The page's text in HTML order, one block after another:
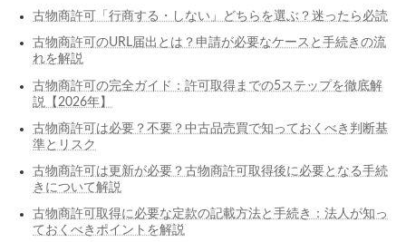
古物商許可「行商する・しない」どちらを選ぶ？迷ったら必読
古物商許可のURL届出とは？申請が必要なケースと手続きの流
れを解説
古物商許可の完全ガイド：許可取得までの5ステップを徹底解
説【2026年】
古物商許可は必要？不要？中古品売買で知っておくべき判断基
準とリスク
古物商許可は更新が必要？古物商許可取得後に必要となる手続
きについて解説
古物商許可取得に必要な定款の記載方法と手続き：法人が知っ
ておくべきポイントを解説